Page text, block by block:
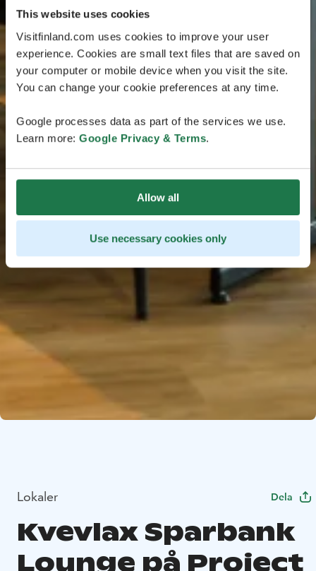
This website uses cookies
Visitfinland.com uses cookies to improve your user
experience. Cookies are small text files that are saved on
your computer or mobile device when you visit the site.
You can change your cookie preferences at any time.
Google processes data as part of the services we use.
Learn more: Google Privacy & Terms.
Allow all
Use necessary cookies only
Lokaler Dela
Kvevlax Sparbank
Lounge på Project